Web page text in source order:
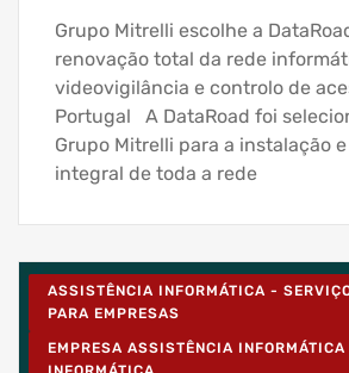
Grupo Mitrelli escolhe a
renovação total da rede
videovigilância e controlo de
Portugal A DataRoad foi
Grupo Mitrelli para a instalação
integral de toda a rede
ASSISTÊNCIA INFORMÁTICA -
PARA EMPRESAS
EMPRESA ASSISTÊNCIA